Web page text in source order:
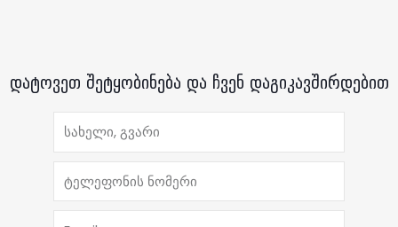
დატოვეთ შეტყობინება და ჩვენ დაგიკავშირდებით